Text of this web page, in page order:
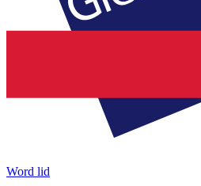
Word lid